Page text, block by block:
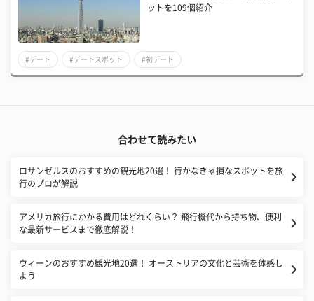
ットを109個紹介
#デート #デートスポット #初デート
合わせて読みたい
ロサンゼルスのおすすめの観光地20選！ 行かなきゃ損なスポットを旅
行のプロが解説
アメリカ旅行にかかる費用はどれくらい？ 飛行機代から持ち物、便利
な最新サービスまで徹底解説！
ウィーンのおすすめ観光地20選！ オーストリアの文化と芸術を体感し
よう